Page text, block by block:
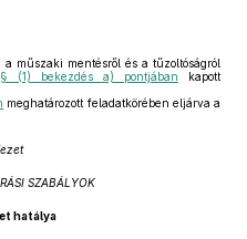
műszaki mentésről és a tűzoltóságról
(1) bekezdés a) pontjában kapott
meghatározott feladatkörében eljárva a
SZABÁLYOK
hatálya